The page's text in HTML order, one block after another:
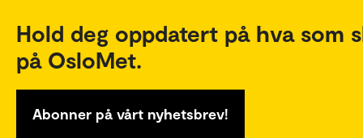
Hold deg oppdatert på hva som
på OsloMet.
Abonner på vårt nyhetsbrev!